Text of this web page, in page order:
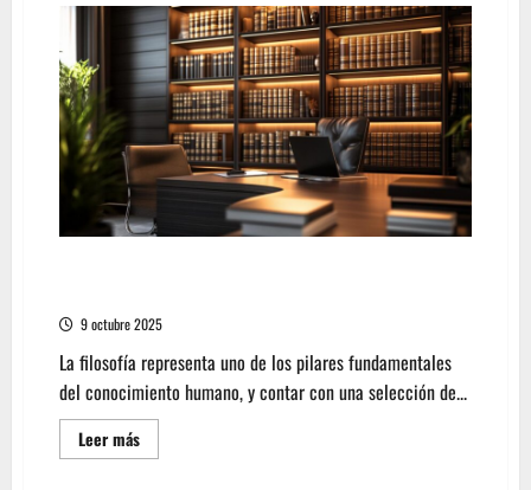
Ventajas
de
la
cafetera
Nescafe
Dolce
Gusto
Me
para
espacios
reducidos
9 octubre 2025
La filosofía representa uno de los pilares fundamentales
del conocimiento humano, y contar con una selección de...
Leer másLeer
más